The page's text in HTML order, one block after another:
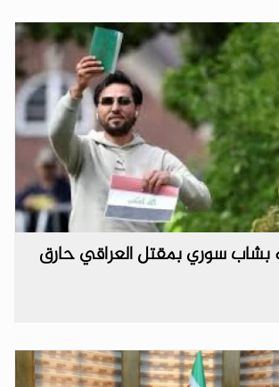
بشاب سوري بمقتل العراقي حارق